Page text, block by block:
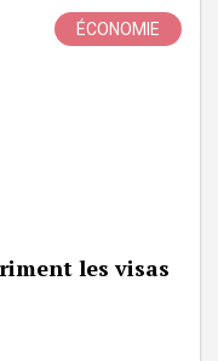
ÉCONOMIE
les visas